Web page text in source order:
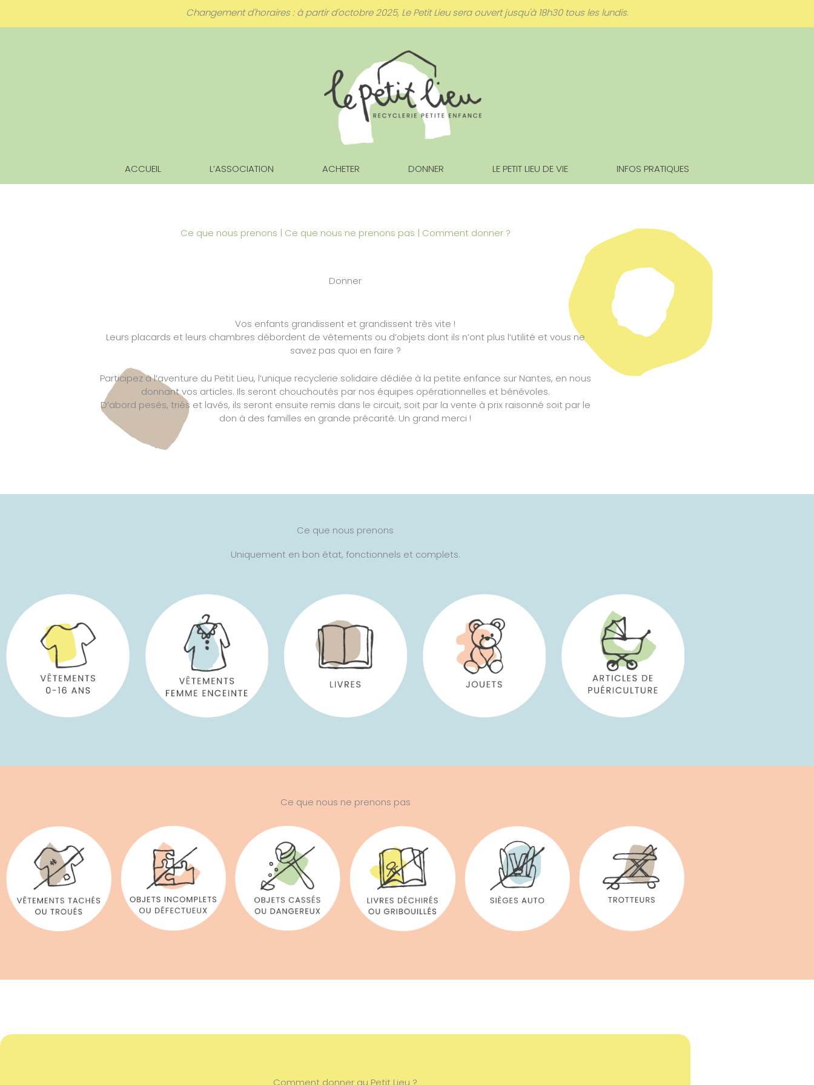
Changement d'horaires : à partir d'octobre 2025, Le Petit Lieu sera ouvert jusqu'à 18h30 tous les lundis.
ACCUEIL L’ASSOCIATION ACHETER DONNER LE PETIT LIEU DE VIE INFOS PRATIQUES
Ce que nous prenons | Ce que nous ne prenons pas | Comment donner ?
Donner
Vos enfants grandissent et grandissent très vite !
Leurs placards et leurs chambres débordent de vêtements ou d’objets dont ils n’ont plus l’utilité et vous ne
savez pas quoi en faire ?
Participez à l’aventure du Petit Lieu, l’unique recyclerie solidaire dédiée à la petite enfance sur Nantes, en nous
donnant vos articles. Ils seront chouchoutés par nos équipes opérationnelles et bénévoles.
D’abord pesés, triés et lavés, ils seront ensuite remis dans le circuit, soit par la vente à prix raisonné soit par le
don à des familles en grande précarité. Un grand merci !
Ce que nous prenons
Uniquement en bon état, fonctionnels et complets.
Ce que nous ne prenons pas
Comment donner au Petit Lieu ?